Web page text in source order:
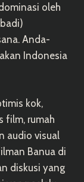
oleh
Anda-
Indonesia
kok,
film, rumah
audio visual
Banua di
diskusi yang